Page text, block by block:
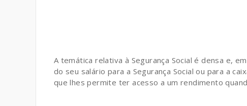
A temática relativa à Segurança Social é densa e,
do seu salário para a Segurança Social ou para a
que lhes permite ter acesso a um rendimento